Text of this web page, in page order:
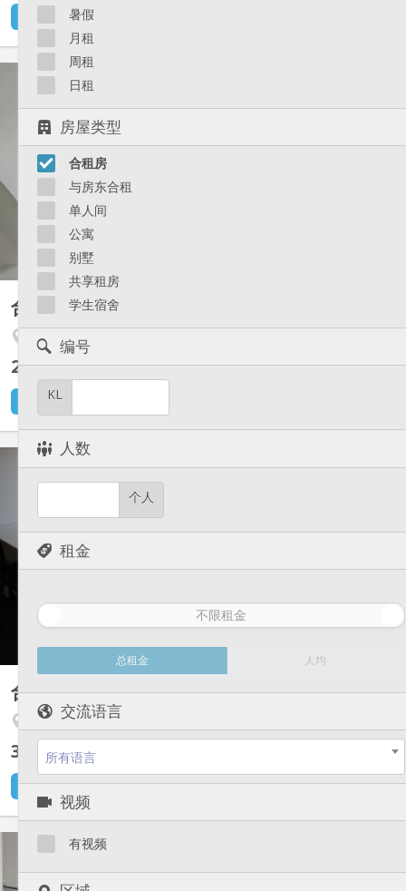
暑假
月租
周租
日租
房屋类型
合租房
与房东合租
单人间
公寓
别墅
共享租房
学生宿舍
编号
KL
人数
个人
租金
不限租金
总租金 人均
交流语言
所有语言
视频
有视频
12 小时前
de plus ou moins 15 m2, pas de domiciliation possible. Idéal pour
étudiants allant à l' Université, Helmo gramme et Institut de la
Province de Liège ( 5 min à pieds ). Chambre meublée avec lit,
合租房12 m²
Angleur / Sart-Tilman
260 € 不含杂费
1 小时前
Chambre meublée de 12m2 pour étudiant, au 2ème étage.
Cuisine, salle de bain et petite terrasse partagées. Les meubles
de la chambre comprennent un lit simple avec matelas, une table
de chevet, une garde-robe, un miroir, un bureau avec rangement,
合租房25 m²
Fétinne / Longdoz / Vennes
300 € 不含杂费
3 天前 还未出租
1 kots à louer : 92, rue de Fétinne - 4020 Liège Quartier calme et